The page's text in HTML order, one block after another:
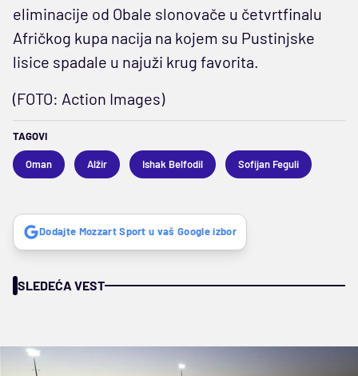
eliminacije od Obale slonovače u četvrtfinalu
Afričkog kupa nacija na kojem su Pustinjske
lisice spadale u najuži krug favorita.
(FOTO: Action Images)
TAGOVI
Oman Alžir Ishak Belfodil Sofijan Feguli
Dodajte Mozzart Sport u vaš Google izbor
SLEDEĆA VEST